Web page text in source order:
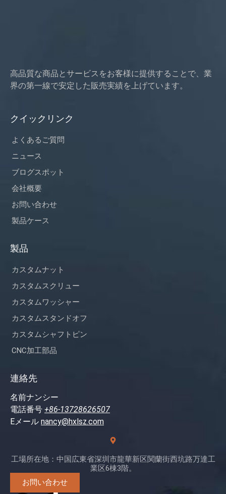
高品質な商品とサービスをお客様に提供することで、業
界の第一線で安定した販売実績を上げています。
クイックリンク
よくあるご質問
ニュース
ブログスポット
会社概要
お問い合わせ
製品ケース
製品
カスタムナット
カスタムスクリュー
カスタムワッシャー
カスタムスタンドオフ
カスタムシャフトピン
CNC加工部品
連絡先
名前ナンシー
電話番号 +86-13728626507
Eメール nancy@hxlsz.com
工場所在地：中国広東省深圳市龍華新区関蘭街西坑路万達工
業区6棟3階。
お問い合わせ